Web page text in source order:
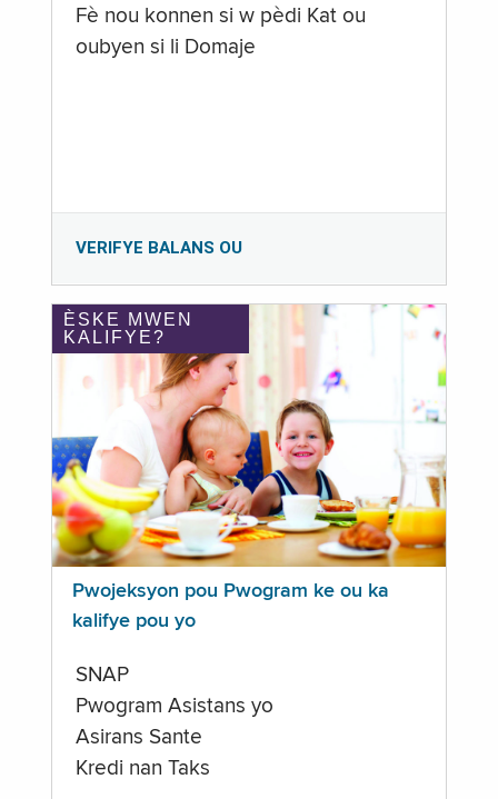
Fè nou konnen si w pèdi Kat ou
oubyen si li Domaje
VERIFYE BALANS OU
ÈSKE MWEN
KALIFYE?
Pwojeksyon pou Pwogram ke ou ka
kalifye pou yo
SNAP
Pwogram Asistans yo
Asirans Sante
Kredi nan Taks